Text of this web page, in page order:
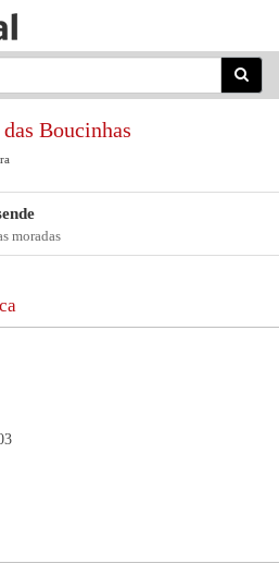
Boucinhas
moradas